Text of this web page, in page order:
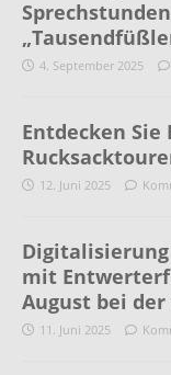
4. September 2025
Entdecken
12. Juni 2025
mit
August bei der
11. Juni 2025